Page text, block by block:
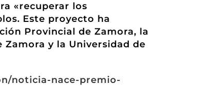
«recuperar los
Este proyecto ha
Provincial de Zamora, la
Zamora y la Universidad de
noticia-nace-premio-